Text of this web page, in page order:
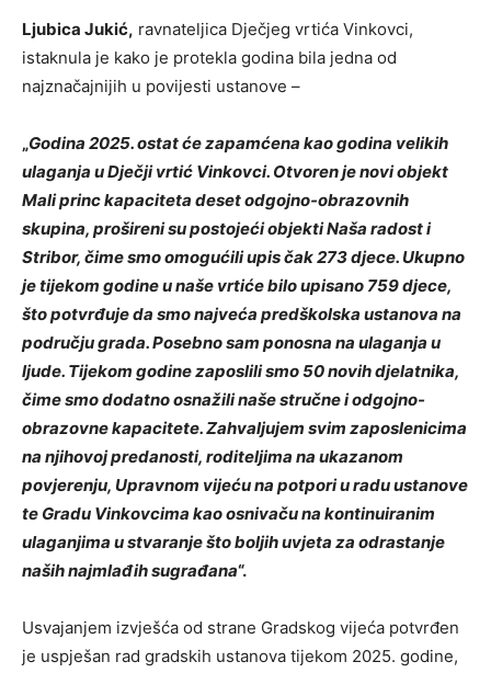
Ljubica Jukić, ravnateljica Dječjeg vrtića Vinkovci,
istaknula je kako je protekla godina bila jedna od
najznačajnijih u povijesti ustanove –
„Godina 2025. ostat će zapamćena kao godina velikih
ulaganja u Dječji vrtić Vinkovci. Otvoren je novi objekt
Mali princ kapaciteta deset odgojno-obrazovnih
skupina, prošireni su postojeći objekti Naša radost i
Stribor, čime smo omogućili upis čak 273 djece. Ukupno
je tijekom godine u naše vrtiće bilo upisano 759 djece,
što potvrđuje da smo najveća predškolska ustanova na
području grada. Posebno sam ponosna na ulaganja u
ljude. Tijekom godine zaposlili smo 50 novih djelatnika,
čime smo dodatno osnažili naše stručne i odgojno-
obrazovne kapacitete. Zahvaljujem svim zaposlenicima
na njihovoj predanosti, roditeljima na ukazanom
povjerenju, Upravnom vijeću na potpori u radu ustanove
te Gradu Vinkovcima kao osnivaču na kontinuiranim
ulaganjima u stvaranje što boljih uvjeta za odrastanje
naših najmlađih sugrađana“.
Usvajanjem izvješća od strane Gradskog vijeća potvrđen
je uspješan rad gradskih ustanova tijekom 2025. godine,